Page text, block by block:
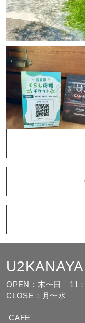
もっと
U2KANAYA
OPEN：木〜日 11
CLOSE：月〜水
CAFE